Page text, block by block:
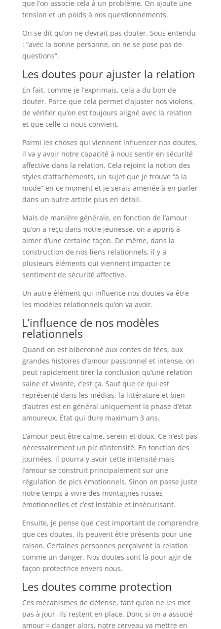
que l’on associe cela à un problème. On ajoute une
tension et un poids à nos questionnements.
On se dit qu’on ne devrait pas douter. Sous entendu
: “avec la bonne personne, on ne se pose pas de
questions”.
Les doutes pour ajuster la relation
En fait, comme je l’exprimais, cela a du bon de
douter. Parce que cela permet d’ajuster nos violons,
de vérifier qu’on est toujours aligné avec la relation
et que celle-ci nous convient.
Parmi les choses qui viennent influencer nos doutes,
il va y avoir notre capacité à nous sentir en sécurité
affective dans la relation. Cela rejoint la notion des
styles d’attachements, un sujet que je trouve “à la
mode” en ce moment et je serais amenée à en parler
dans un autre article plus en détail.
Mais de manière générale, en fonction de l’amour
qu’on a reçu dans notre jeunesse, on a appris à
aimer d’une certaine façon. De même, dans la
construction de nos liens relationnels, il y a
plusieurs éléments qui viennent impacter ce
sentiment de sécurité affective.
Un autre élément qui influence nos doutes va être
les modèles relationnels qu’on va avoir.
L’influence de nos modèles
relationnels
Quand on est biberonné aux contes de fées, aux
grandes histoires d’amour passionnel et intense, on
peut rapidement tirer la conclusion qu’une relation
saine et vivante, c’est ça. Sauf que ce qui est
représenté dans les médias, la littérature et bien
d’autres est en général uniquement la phase d’état
amoureux. État qui dure maximum 3 ans.
L’amour peut être calme, serein et doux. Ce n’est pas
nécessairement un pic d’intensité. En fonction des
journées, il pourra y avoir cette intensité mais
l’amour se construit principalement sur une
régulation de pics émotionnels. Sinon on passe juste
notre temps à vivre des montagnes russes
émotionnelles et c’est instable et insécurisant.
Ensuite, je pense que c’est important de comprendre
que ces doutes, ils peuvent être présents pour une
raison. Certaines personnes perçoivent la relation
comme un danger. Nos doutes sont là pour agir de
façon protectrice envers nous.
Les doutes comme protection
Ces mécanismes de défense, tant qu’on ne les met
pas à jour, ils restent en place. Donc si on a associé
amour = danger alors, notre cerveau va mettre en